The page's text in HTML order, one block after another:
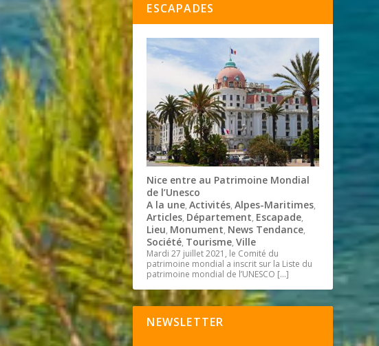
ESCAPADES
Nice entre au Patrimoine Mondial
de l’Unesco
A la une,Activités,Alpes-Maritimes,
Articles, Département, Escapade,
Lieu, Monument, News Tendance,
Société, Tourisme,Ville
Mardi 27 juillet 2021, le Comité du
patrimoine mondial a inscrit sur la Liste du
patrimoine mondial de l’UNESCO […]
NEWSLETTER